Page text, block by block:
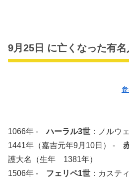
9月25日 に亡くなった有
1066年 -ハーラル3世 ：ノルウ
1441年（嘉吉元年9月10日） -
護大名（生年 1381年）
1506年 - フェリペ1世 ：カステ